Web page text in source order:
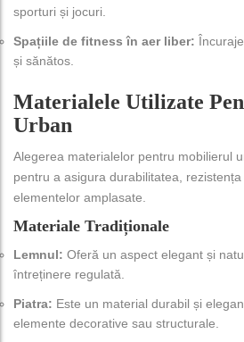
sporturi și jocuri.
Spațiile de fitness în aer liber:
și sănătos.
Materialele Utilizate
Urban
Alegerea materialelor pentru mobilierul
pentru a asigura durabilitatea,
elementelor amplasate.
Materiale Tradiționale
Lemnul: Oferă un aspect elegant și
întreținere regulată.
Piatra: Este un material durabil și
elemente decorative sau structurale.